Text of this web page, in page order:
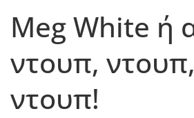
Meg White ή
ντουπ,
ντουπ!